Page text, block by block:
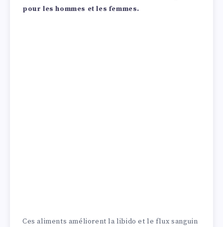
pour les hommes et les femmes.
Ces aliments améliorent la libido et le flux sanguin